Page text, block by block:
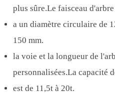
plus sûre.Le faisceau d'arbre
a un diamètre circulaire de
150 mm.
la voie et la longueur de
personnalisées.La capacité
est de 11,5t à 20t.